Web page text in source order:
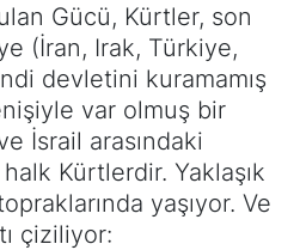
Gücü, Kürtler, son
(İran, Irak, Türkiye,
devletini kuramamış
var olmuş bir
İsrail arasındaki
Kürtlerdir. Yaklaşık
yaşıyor. Ve
çiziliyor: